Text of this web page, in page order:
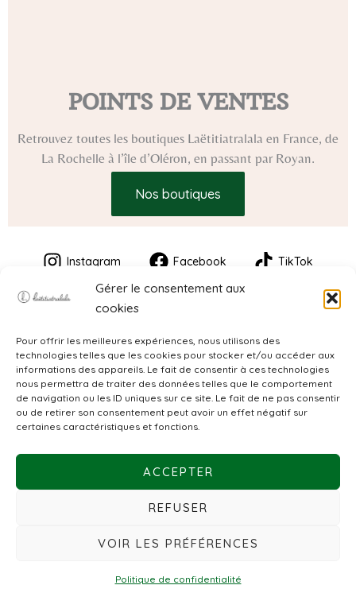
Gérer le consentement aux
cookies
Pour offrir les meilleures expériences, nous utilisons des
technologies telles que les cookies pour stocker et/ou accéder aux
informations des appareils. Le fait de consentir à ces technologies
nous permettra de traiter des données telles que le comportement
de navigation ou les ID uniques sur ce site. Le fait de ne pas consentir
ou de retirer son consentement peut avoir un effet négatif sur
certaines caractéristiques et fonctions.
ACCEPTER
REFUSER
VOIR LES PRÉFÉRENCES
Politique de confidentialité
POINTS DE VENTES
Retrouvez toutes les boutiques Laëtitiatralala en France, de
La Rochelle à l’île d’Oléron, en passant par Royan.
Nos boutiques
Instagram Facebook TikTok
CGV
Politique de confidentialité